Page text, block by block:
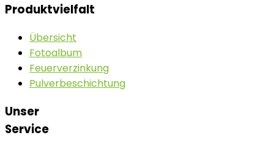
Produktvielfalt
Übersicht
Fotoalbum
Feuerverzinkung
Pulverbeschichtung
Unser
Service